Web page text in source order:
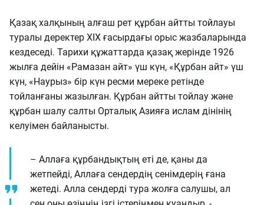
Қазақ халқының алғаш рет құрбан айтты тойлауы
туралы деректер ХІХ ғасырдағы орыс жазбаларында
кездеседі. Тарихи құжаттарда қазақ жерінде 1926
жылға дейін «Рамазан айт» үш күн, «Құрбан айт» үш
күн, «Наурыз» бір күн ресми мереке ретінде
тойланғаны жазылған. Құрбан айтты тойлау және
құрбан шалу салты Орталық Азияға ислам дінінің
келуімен байланысты.
– Аллаға құрбандықтың еті де, қаны да
жетпейді, Аллаға сендердің сенімдерің ғана
жетеді. Алла сендерді тура жолға салушы, ал